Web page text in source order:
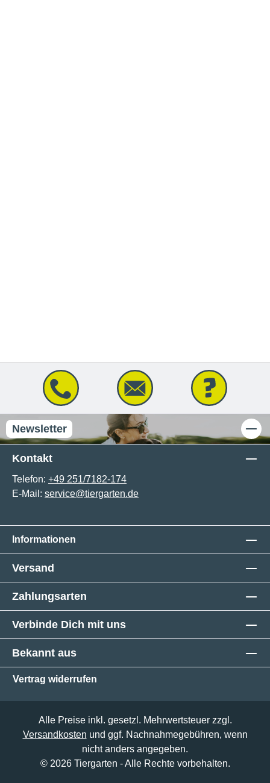
Newsletter
Kontakt
Telefon: +49 251/7182-174
E-Mail: service@tiergarten.de
Informationen
Versand
Zahlungsarten
Verbinde Dich mit uns
Bekannt aus
Vertrag widerrufen
Alle Preise inkl. gesetzl. Mehrwertsteuer zzgl.
Versandkosten und ggf. Nachnahmegebühren, wenn
nicht anders angegeben.
© 2026 Tiergarten - Alle Rechte vorbehalten.